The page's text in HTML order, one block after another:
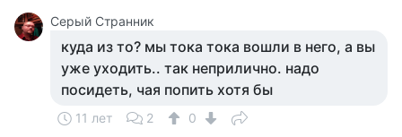
Серый Странник
куда из то? мы тока тока вошли в него, а вы
уже уходить.. так неприлично. надо
посидеть, чая попить хотя бы
11 лет 2
0